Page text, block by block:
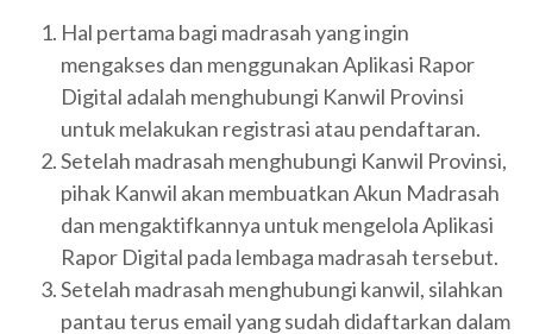
Hal pertama bagi madrasah yang ingin
mengakses dan menggunakan Aplikasi Rapor
Digital adalah menghubungi Kanwil Provinsi
untuk melakukan registrasi atau pendaftaran.
Setelah madrasah menghubungi Kanwil Provinsi,
pihak Kanwil akan membuatkan Akun Madrasah
dan mengaktifkannya untuk mengelola Aplikasi
Rapor Digital pada lembaga madrasah tersebut.
Setelah madrasah menghubungi kanwil, silahkan
pantau terus email yang sudah didaftarkan dalam